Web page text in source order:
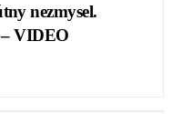
nezmysel.
– VIDEO